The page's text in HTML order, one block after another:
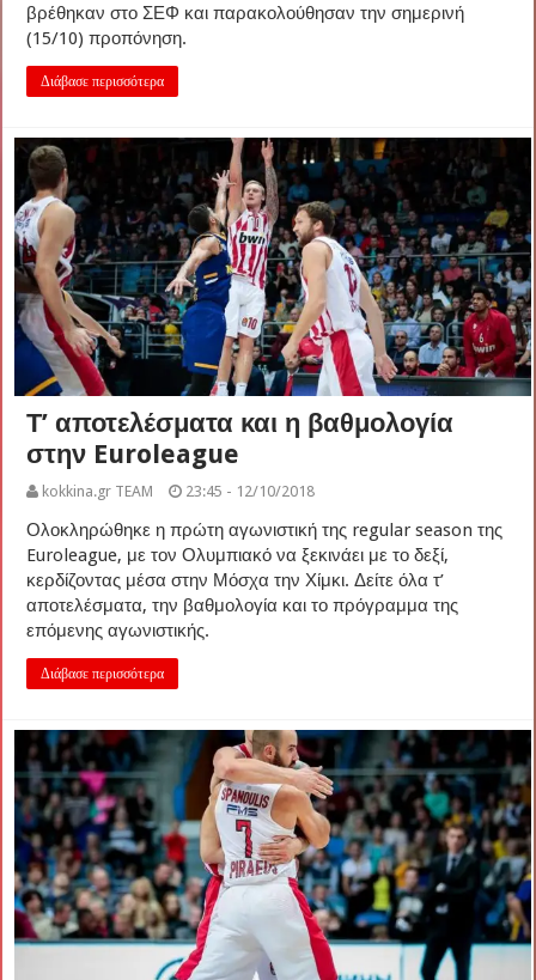
βρέθηκαν στο ΣΕΦ και παρακολούθησαν την σημερινή
(15/10) προπόνηση.
Διάβασε περισσότερα
Τ’ αποτελέσματα και η βαθμολογία
στην Euroleague
kokkina.gr TEAM 23:45 - 12/10/2018
Ολοκληρώθηκε η πρώτη αγωνιστική της regular season της
Euroleague, με τον Ολυμπιακό να ξεκινάει με το δεξί,
κερδίζοντας μέσα στην Μόσχα την Χίμκι. Δείτε όλα τ’
αποτελέσματα, την βαθμολογία και το πρόγραμμα της
επόμενης αγωνιστικής.
Διάβασε περισσότερα